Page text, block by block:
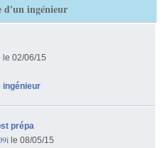
d'un ingénieur
le 02/06/15
ingénieur
prépa
le 08/05/15